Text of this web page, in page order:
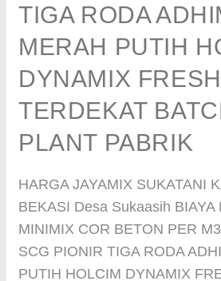
TIGA RODA
MERAH PUTIH
DYNAMIX
TERDEKAT
PLANT PABRIK
HARGA JAYAMIX SUKATANI
BEKASI Desa Sukaasih BIAYA
MINIMIX COR BETON PER
SCG PIONIR TIGA RODA
PUTIH HOLCIM DYNAMIX